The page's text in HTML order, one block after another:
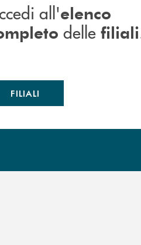
all'elenco
delle filiali
FILIALI